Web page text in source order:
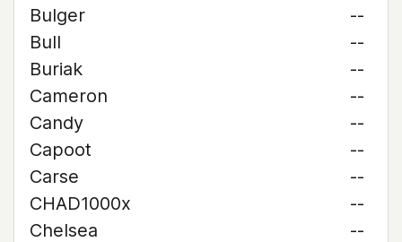
Bulger
--
Bull
--
Buriak
--
Cameron
--
Candy
--
Capoot
--
Carse
--
CHAD1000x
--
Chelsea
--